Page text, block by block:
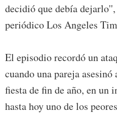
decidió que debía
periódico Los Angeles
El episodio recordó un
cuando una pareja
fiesta de fin de año, en un
hasta hoy uno de los